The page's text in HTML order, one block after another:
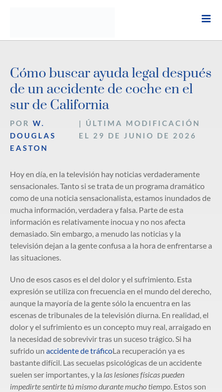
Cómo buscar ayuda legal después
de un accidente de coche en el
sur de California
POR W.
DOUGLAS
EASTON
| ÚLTIMA MODIFICACIÓN
EL 29 DE JUNIO DE 2026
Hoy en día, en la televisión hay noticias verdaderamente
sensacionales. Tanto si se trata de un programa dramático
como de una noticia sensacionalista, estamos inundados de
mucha información, verdadera y falsa. Parte de esta
información es relativamente inocua y no nos afecta
demasiado. Sin embargo, a menudo las noticias y la
televisión dejan a la gente confusa a la hora de enfrentarse a
las situaciones.
Uno de esos casos es el del dolor y el sufrimiento. Esta
expresión se utiliza con frecuencia en el mundo del derecho,
aunque la mayoría de la gente sólo la encuentra en las
escenas de tribunales de la televisión diurna. En realidad, el
dolor y el sufrimiento es un concepto muy real, arraigado en
la necesidad de sobrevivir tras un suceso trágico. Si ha
sufrido un accidente de tráficoLa recuperación ya es
bastante difícil. Las secuelas psicológicas de un accidente
suelen ser importantes, y la las lesiones físicas pueden
impedirte sentirte tú mismo durante mucho tiempo. Estos son